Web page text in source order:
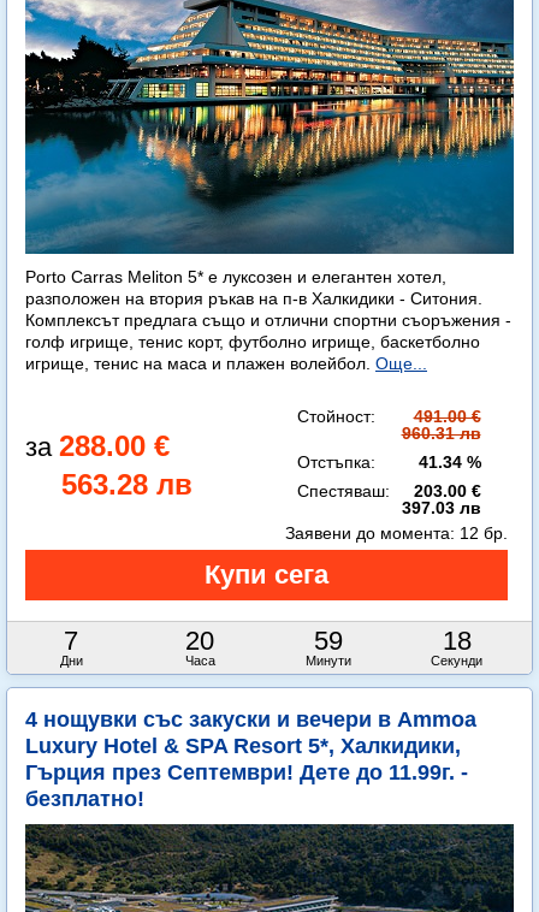
Porto Carras Meliton 5* е луксозен и елегантен хотел,
разположен на втория ръкав на п-в Халкидики - Ситония.
Комплексът предлага също и отлични спортни съоръжения -
голф игрище, тенис корт, футболно игрище, баскетболно
игрище, тенис на маса и плажен волейбол. Още...
288.00 €
563.28 лв
Стойност:
491.00 €
960.31 лв
Отстъпка:
41.34 %
Спестяваш:
203.00 €
397.03 лв
7
Дни
20
Часа
59
Минути
16
Секунди
Заявени до момента: 12 бр.
4 нощувки със закуски и вечери в Ammoa
Luxury Hotel & SPA Resort 5*, Халкидики,
Гърция през Септември! Дете до 11.99г. -
безплатно!